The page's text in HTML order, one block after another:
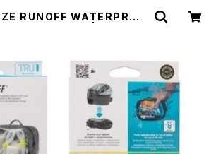
RUNOFF WATERPROO